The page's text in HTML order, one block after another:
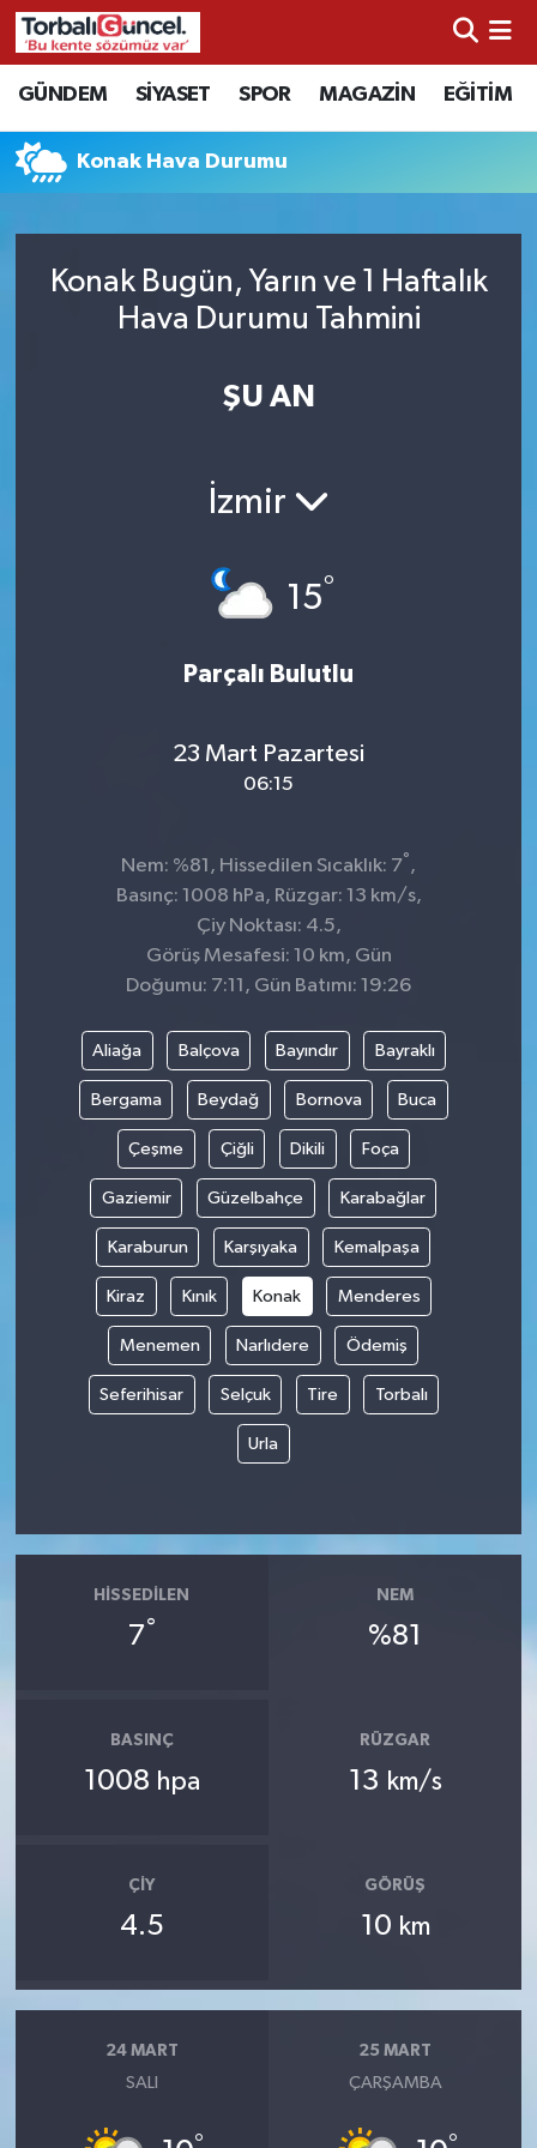
GÜNDEM SİYASET SPOR MAGAZİN EĞİTİM
Konak Hava Durumu
Konak Bugün, Yarın ve 1 Haftalık
Hava Durumu Tahmini
ŞU AN
İzmir
15°
Parçalı Bulutlu
23 Mart Pazartesi
06:15
Nem: %81, Hissedilen Sıcaklık: 7° ,
Basınç: 1008 hPa, Rüzgar: 13 km/s,
Çiy Noktası: 4.5,
Görüş Mesafesi: 10 km, Gün
Doğumu: 7:11, Gün Batımı: 19:26
Aliağa Balçova Bayındır Bayraklı
Bergama Beydağ Bornova Buca
Çeşme Çiğli Dikili Foça
Gaziemir Güzelbahçe Karabağlar
Karaburun Karşıyaka Kemalpaşa
Kiraz Kınık Konak Menderes
Menemen Narlıdere Ödemiş
Seferihisar Selçuk Tire Torbalı
Urla
HISSEDILEN
7°
NEM
%81
BASINÇ
1008 hpa
RÜZGAR
13 km/s
ÇIY
4.5
GÖRÜŞ
10 km
24 MART
SALI
25 MART
ÇARŞAMBA
İzmir Nöbetçi Eczaneler
İzmir Hava Durumu
İzmir Trafik Yoğunluk Haritası
Süper Lig Puan Durumu ve Fikstür